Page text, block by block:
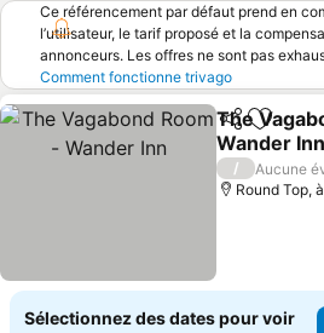
Ce référencement par défaut prend en
l’utilisateur, le tarif proposé et la
annonceurs. Les offres ne sont pas
Comment fonctionne trivago
Partager
The
Wander Inn
Consulter
/
Aucune
Round Top,
Sélectionnez des dates pour voir